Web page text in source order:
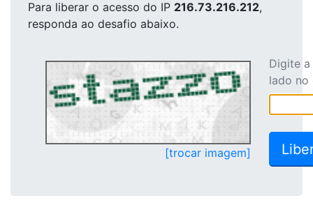
Para liberar o acesso do IP 216.73.216.212,
responda ao desafio abaixo.
[trocar imagem]
Digite
lado no